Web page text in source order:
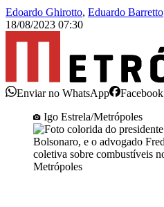
Edoardo Ghirotto, Eduardo Barretto
18/08/2023 07:30
Enviar no WhatsApp Facebook
Igo Estrela/Metrópoles